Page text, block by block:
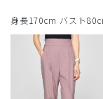
身長170cm バスト